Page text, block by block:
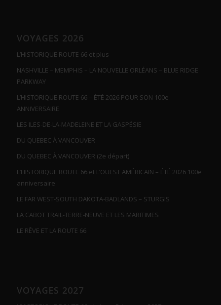
VOYAGES 2026
L’HISTORIQUE ROUTE 66 et plus
NASHVILLE – MEMPHIS – LA NOUVELLE ORLÉANS – BLUE RIDGE
PARKWAY
L’HISTORIQUE ROUTE 66 – ÉTÉ 2026 POUR SON 100e
ANNIVERSAIRE
LES ILES-DE-LA-MADELEINE ET LA GASPÉSIE
DU QUEBEC À VANCOUVER
DU QUEBEC À VANCOUVER (2e départ)
L’HISTORIQUE ROUTE 66 et L’OUEST AMÉRICAIN – ÉTÉ 2026 100e
anniversaire
LE FAR WEST-SOUTH DAKOTA-BADLANDS – STURGIS
LA CABOT TRAIL-TERRE-NEUVE ET LES MARITIMES
LE RÊVE ET LA ROUTE 66
VOYAGES 2027